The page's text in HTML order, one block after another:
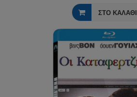
ΣΤΟ ΚΑΛΑΘΙ